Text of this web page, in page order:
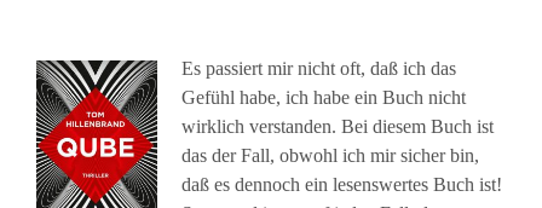
Es passiert mir nicht oft, daß ich das
Gefühl habe, ich habe ein Buch nicht
wirklich verstanden. Bei diesem Buch ist
das der Fall, obwohl ich mir sicher bin,
daß es dennoch ein lesenswertes Buch ist!